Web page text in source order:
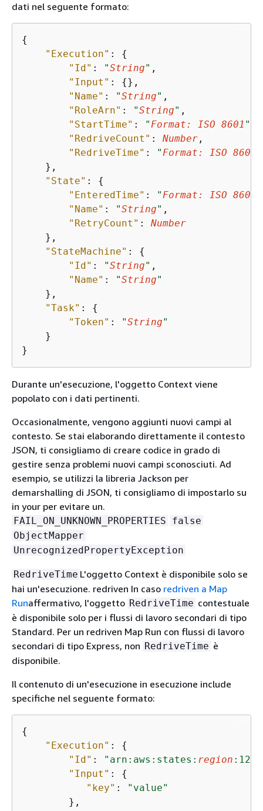
dati nel seguente formato:
{
"Execution" : {
"Id" : "String" ,
"Input" : {},
"Name" : "String" ,
"RoleArn" : "String" ,
"StartTime" : "Format: ISO 8601 "
"RedriveCount" : Number ,
"RedriveTime" : "Format: ISO 8601
    },
"State" : {
"EnteredTime" : "Format: ISO 8601
"Name" : "String" ,
"RetryCount" : Number
    },
"StateMachine" : {
"Id" : "String" ,
"Name" : "String"
    },
"Task" : {
"Token" : "String"
    }
}
Durante un'esecuzione, l'oggetto Context viene
popolato con i dati pertinenti.
Occasionalmente, vengono aggiunti nuovi campi al
contesto. Se stai elaborando direttamente il contesto
JSON, ti consigliamo di creare codice in grado di
gestire senza problemi nuovi campi sconosciuti. Ad
esempio, se utilizzi la libreria Jackson per
demarshalling di JSON, ti consigliamo di impostarlo su
in your per evitare un.
FAIL_ON_UNKNOWN_PROPERTIES
false
ObjectMapper
UnrecognizedPropertyException
RedriveTime L'oggetto Context è disponibile solo se
hai un'esecuzione. redriven In caso redriven a Map
Runaffermativo, l'oggetto RedriveTime contestuale
è disponibile solo per i flussi di lavoro secondari di tipo
Standard. Per un redriven Map Run con flussi di lavoro
secondari di tipo Express, non RedriveTime è
disponibile.
Il contenuto di un'esecuzione in esecuzione include
specifiche nel seguente formato:
{
"Execution" : {
"Id" : "arn:aws:states: region
"Input" : {
"key" :
"value"
        },